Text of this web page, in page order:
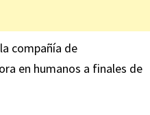
compañía de
en humanos a finales de